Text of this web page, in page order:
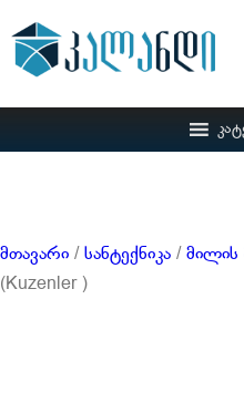
მთავარი / სანტექნიკა / მილის
(Kuzenler )